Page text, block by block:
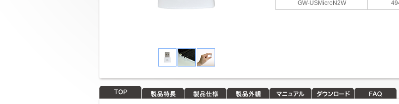
GW-USMicroN2W